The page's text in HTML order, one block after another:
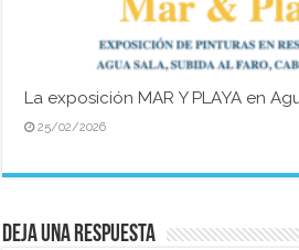
La exposición MAR Y PLAYA en
25/02/2026
Deja una respuesta